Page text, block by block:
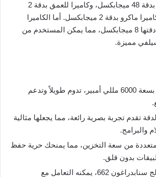
كاميرا رئيسية بدقة 48 ميجابكسل، وكاميرا للعمق بدقة 2
ميجابكسل، وكاميرا ماكرو بدقة 2 ميجابكسل. أما الكاميرا
الأمامية فتبلغ دقتها 8 ميجابكسل، مما يمكن المستخدم من
مميزة.
بطارية ضخمة بسعة 6000 مللي أمبير، تدوم طويلاً وتدعم
تقدم تجربة بصرية رائعة، مما يجعلها مثالية
والبرامج.
متعددة من سعة التخزين، مما يمنحك حرية حفظ
بدون قلق.
أداء قوي لمعالج سنابدراغون 662، يمكنه التعامل مع